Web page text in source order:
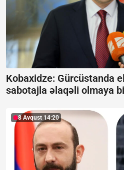
Kobaxidze: Gürcüstanda
sabotajla əlaqəli olmaya
8 Avqust 14:20